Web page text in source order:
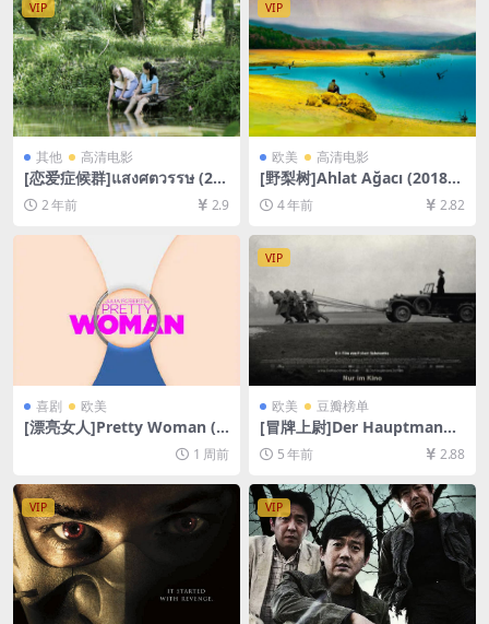
VIP
其他 高清电影
[恋爱症候群]แสงศตวรรษ (20
06)[百度网盘+夸克网盘1080P
超清未删减资源][网盘在线播
2 年前 2.9
VIP
欧美 高清电影
[野梨树]Ahlat Ağacı (2018)
[百度网盘+迅雷云盘资源1080
P超清未删减][MP4/12GB][中
4 年前 2.82
喜剧 欧美
[漂亮女人]Pretty Woman (1
990)[百度网盘+夸克网盘1080
P超清未删减资源][网盘在线播
放/下载][MP4/7.9GB][中英字
幕]
1 周前
VIP
欧美 豆瓣榜单
[冒牌上尉]Der Hauptmann
(2017)[百度网盘+迅雷云盘资
源1080P超清未删减][MP4/7.
8GB][中德字幕]
5 年前 2.88
VIP VIP